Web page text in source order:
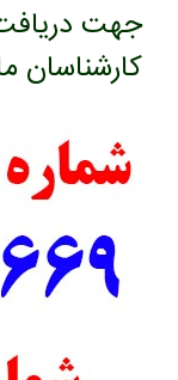
جهت
کارشناسان